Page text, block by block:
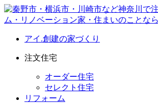
アイ.創建の家づくり
注文住宅
オーダー住宅
セレクト住宅
リフォーム